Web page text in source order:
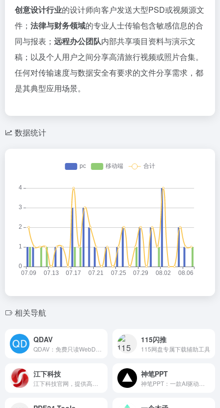
创意设计行业的设计师向客户发送大型PSD或视频源文
件； 法律与财务领域的专业人士传输包含敏感信息的合
同与报表； 远程办公团队内部共享项目资料与演示文
稿；以及个人用户之间分享高清旅行视频或照片合集。
任何对传输速度与数据安全有要求的文件分享需求，都
是其典型应用场景。
数据统计
相关导航
QDAV 115闪推
115网盘专属下载辅助工具
江下科技 神笔PPT